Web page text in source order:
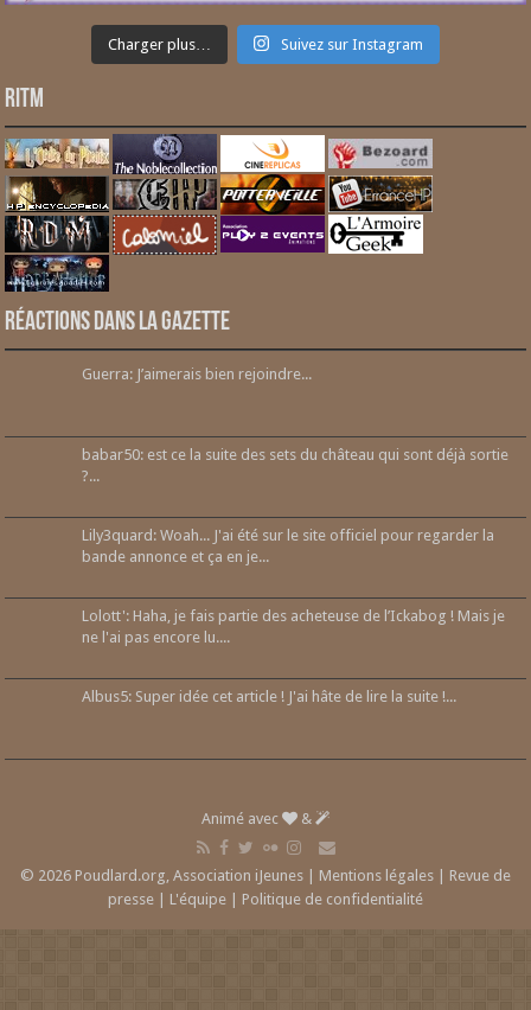
Charger plus… Suivez sur Instagram
RITM
Réactions dans la gazette
Guerra: J’aimerais bien rejoindre...
babar50: est ce la suite des sets du château qui sont déjà sortie
?...
Lily3quard: Woah... J'ai été sur le site officiel pour regarder la
bande annonce et ça en je...
Lolott': Haha, je fais partie des acheteuse de l’Ickabog ! Mais je
ne l'ai pas encore lu....
Albus5: Super idée cet article ! J'ai hâte de lire la suite !...
Animé avec &
© 2026 Poudlard.org, Association iJeunes | Mentions légales | Revue de
presse | L'équipe | Politique de confidentialité